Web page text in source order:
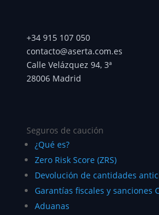
+34 915 107 050
contacto@aserta.com.es
Calle Velázquez 94, 3ª
28006 Madrid
Seguros de caución
¿Qué es?
Zero Risk Score (ZRS)
Devolución de cantidades
Garantías fiscales y sanciones
Aduanas